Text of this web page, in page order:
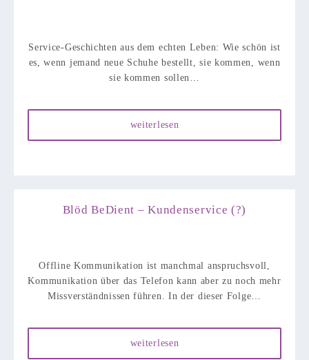
Service-Geschichten aus dem echten Leben: Wie schön ist
es, wenn jemand neue Schuhe bestellt, sie kommen, wenn
sie kommen sollen…
weiterlesen
Blöd BeDient – Kundenservice (?)
Offline Kommunikation ist manchmal anspruchsvoll,
Kommunikation über das Telefon kann aber zu noch mehr
Missverständnissen führen. In der dieser Folge…
weiterlesen